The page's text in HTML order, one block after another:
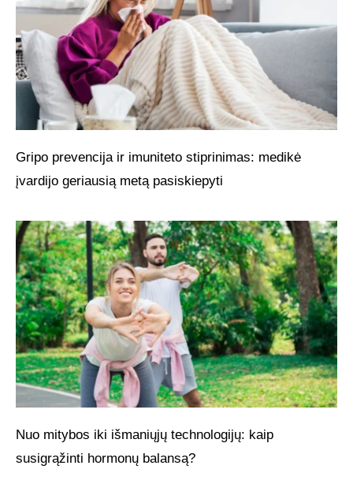
Gripo prevencija ir imuniteto stiprinimas: medikė
įvardijo geriausią metą pasiskiepyti
Nuo mitybos iki išmaniųjų technologijų: kaip
susigrąžinti hormonų balansą?